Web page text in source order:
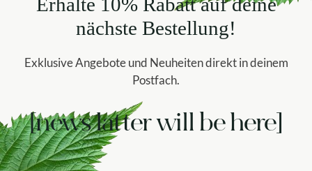
nächste Bestellung!
Exklusive Angebote und Neuheiten direkt in deinem
Postfach.
[news latter will be here]